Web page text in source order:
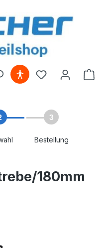
3
Bestellung
180mm